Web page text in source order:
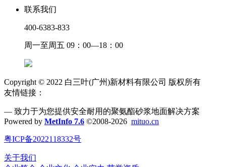
联系我们
400-6383-833
周一至周五 09：00—18：00
Copyright © 2022 白三叶(广州)新材料有限公司 版权所有
友情链接：
— 致力于为您提供安全耐用的聚氨酯砂浆地面解决方案
Powered by MetInfo 7.6 ©2008-2026 mituo.cn
粤ICP备2022118332号
关于我们